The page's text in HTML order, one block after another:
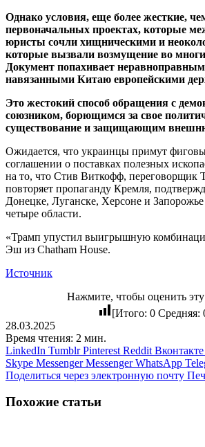
Однако условия, еще более жесткие,
первоначальных проектах, которые
юристы сочли хищническими и
которые вызвали возмущение во
Документ попахивает
навязанными Китаю европейскими
Это жестокий способ обращения с
союзником, борющимся за свое
существование и защищающим
Ожидается, что украинцы примут
соглашении о поставках полезных
на то, что Стив Виткофф, переговорщик
повторяет пропаганду Кремля,
Донецке, Луганске, Херсоне и Запорожье
четыре области.
«Трамп упустил выигрышную
Эш из Chatham House.
Источник
Нажмите, чтобы оценить
[Итого: 0Средняя:
28.03.2025
Время чтения: 2 мин.
LinkedIn Tumblr Pinterest Reddit Вконтакте
Skype Messenger Messenger WhatsApp
Поделиться через электронную почту
Похожие статьи